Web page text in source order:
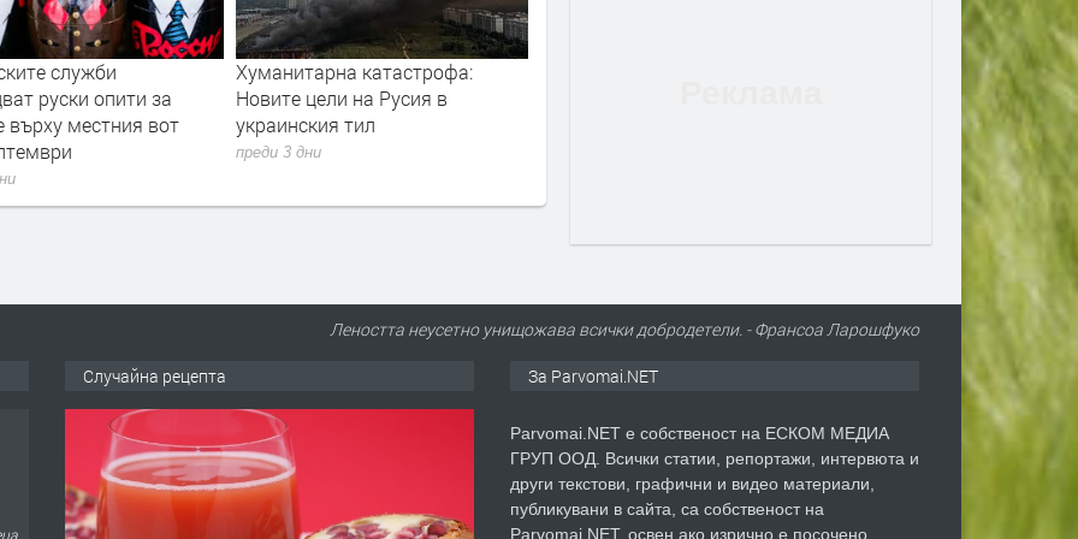
катастрофа:
цели на Русия в
тил
дни
Дрон с експлозив е открит на
летището в Лайпциг
преди 4 дни
Гърция ще се бори с
от космоса:
огнените стихии
Леността неусетно унищожава всички добродетели. - Франсоа Ларошфуко
Случайна рецепта За Parvomai.NET
Parvomai.NET е собственост на ЕСКОМ МЕДИА
ГРУП ООД. Всички статии, репортажи, интервюта и
други текстови, графични и видео материали,
публикувани в сайта, са собственост на
Parvomai.NET, освен ако изрично е посочено